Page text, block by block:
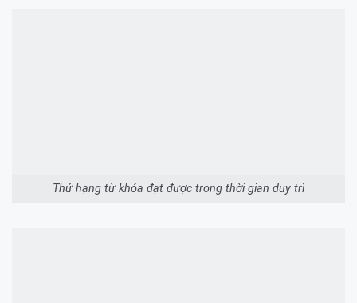
Thứ hạng từ khóa đạt được trong thời gian duy trì